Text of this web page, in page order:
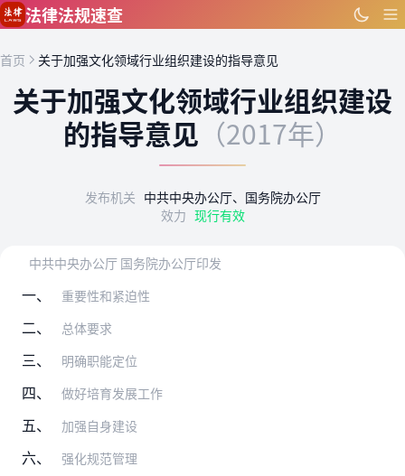
跳到主要内容
法律法规速查
首页 关于加强文化领域行业组织建设的指导意见
关于加强文化领域行业组织建设
的指导意见 （2017年）
发布机关 中共中央办公厅、国务院办公厅
效力 现行有效
中共中央办公厅 国务院办公厅印发
一、 重要性和紧迫性
二、 总体要求
三、 明确职能定位
四、 做好培育发展工作
五、 加强自身建设
六、 强化规范管理